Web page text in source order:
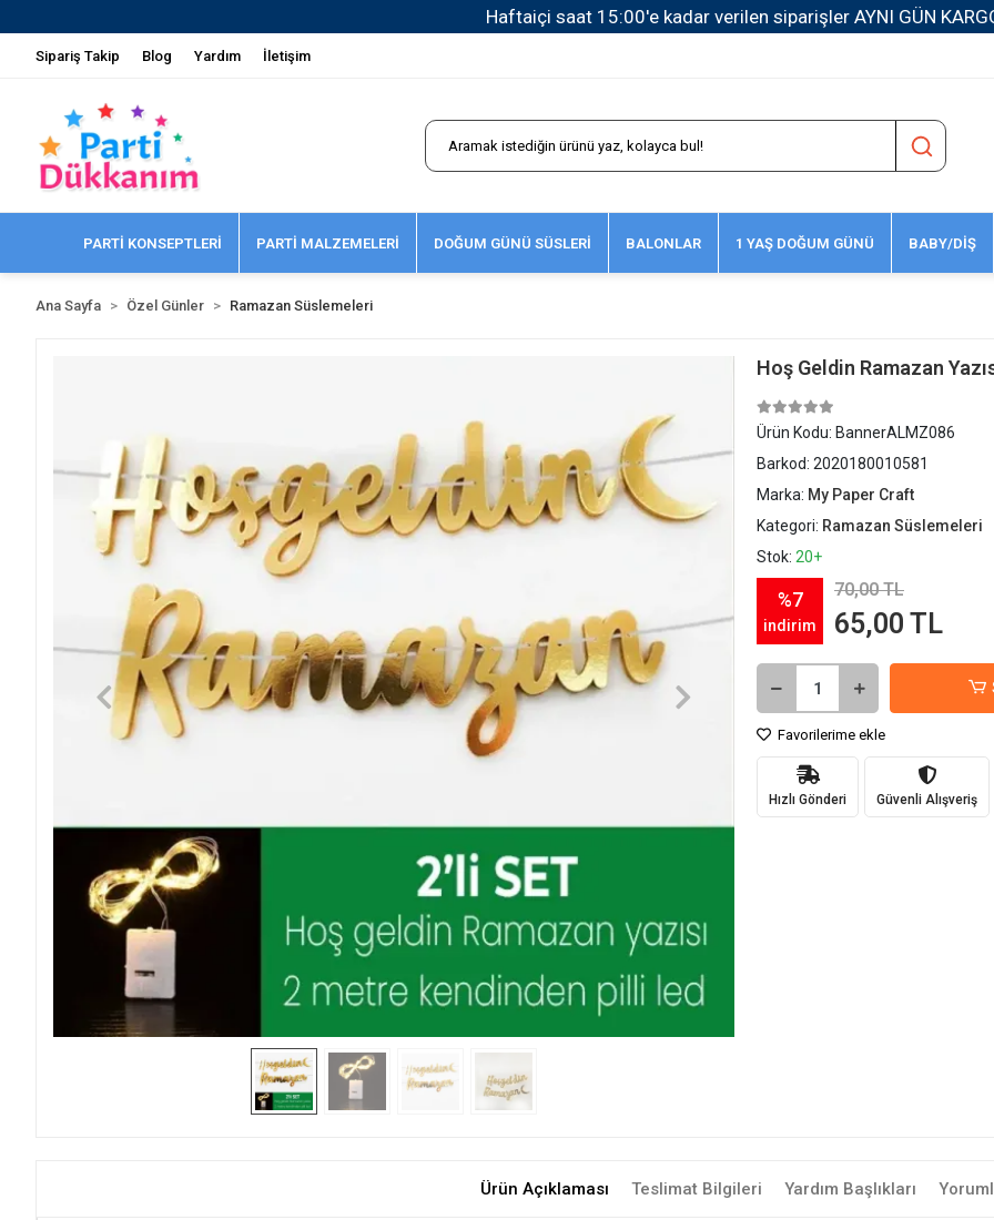
1500 TL ve Üzeri Kargo Ücretsiz!
Sipariş Takip Blog Yardım İletişim
PARTİ KONSEPTLERİ PARTİ MALZEMELERİ DOĞUM GÜNÜ SÜSLERİ BALONLAR 1 YAŞ DOĞUM GÜNÜ BABY/DİŞ
Ana Sayfa Özel Günler Ramazan Süslemeleri
Hoş Geldin Ramazan
Ürün Kodu: BannerALMZ086
Barkod: 2020180010581
Marka: My Paper Craft
Kategori: Ramazan Süslemeleri
Stok: 20+
%7
indirim
70,00 TL
65,00 TL
Favorilerime ekle
Hızlı Gönderi Güvenli Alışveriş
Ürün Açıklaması Teslimat Bilgileri Yardım Başlıkları